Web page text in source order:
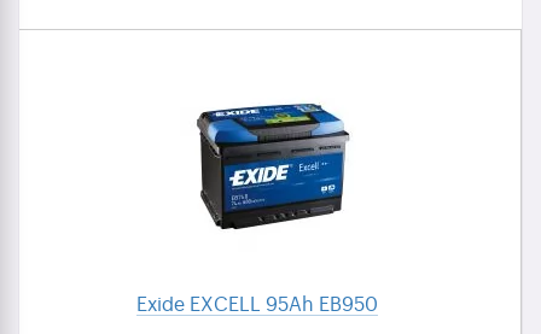
Exide EXCELL 95Ah EB950